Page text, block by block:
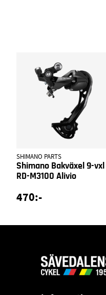
SHIMANO PARTS
Shimano Bakväxel 9-vxl
RD-M3100 Alivio
470:-